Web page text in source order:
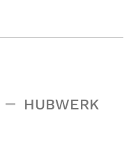
HUBWERK